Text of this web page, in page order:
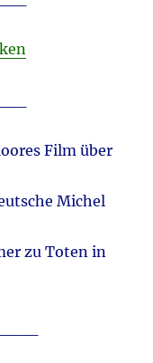
Film über
Michel
zu Toten in